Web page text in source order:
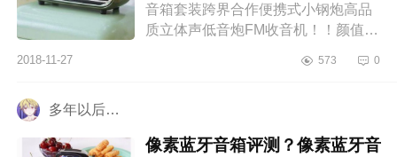
音箱套装跨界合作便携式小钢炮高品
质立体声低音炮FM收音机！！颜值高
蓝牙音箱我本来是买来送给我表...
2018-11-27 573 0
多年以后…
像素蓝牙音箱评测？像素蓝牙音